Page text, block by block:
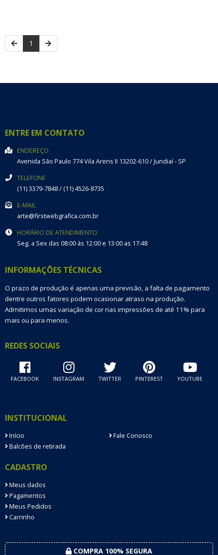
1
ENTRE EM CONTATO
ENDEREÇO
Avenida São Paulo 774Vila Arens II 13202-610/Jundiaí- SP
TELEFONE
(11) 3379-7848 / (11) 4526-8735
E-MAIL
arte@firstwebgrafica.com.br
HORÁRIO DE ATENDIMENTO
Seg. a Sex das 08:00 às 12:00 e 13:00 as 17:48
INFORMAÇÕES TÉCNICAS
O prazo de produção é apenas uma previsão, a falta de pagamento
dentre outros fatores podem ocasionar atraso na produção.
Admitimos umas variação de cor nas impressões de até 11% para
mais ou para menos.
REDES SOCIAIS
FACEBOOK INSTAGRAM TWITTER PINTEREST YOUTUBE
INSTITUCIONAL
Início
Fale Conosco
Balcões de retirada
CADASTRO
Meus dados
Pagamentos
Meus Pedidos
Carrinho
COMPRA 100% SEGURA